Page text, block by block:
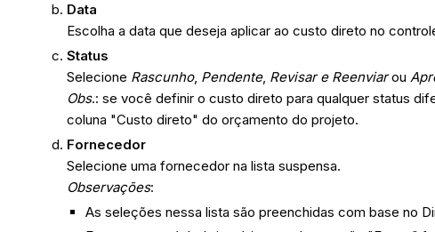
Data
Escolha a data que deseja aplicar ao custo direto no
Status
Selecione Rascunho, Pendente, Revisar e Reenviarou
Obs.: se você definir o custo direto para qualquer status
coluna "Custo direto" do orçamento do projeto.
Fornecedor
Selecione uma fornecedor na lista suspensa.
Observações:
As seleções nessa lista são preenchidas com base no